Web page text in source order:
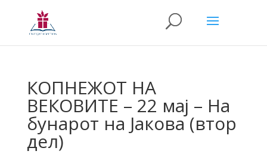
КОПНЕЖОТ НА
ВЕКОВИТЕ – 22 мај – На
бунарот на Јакова (втор
дел)